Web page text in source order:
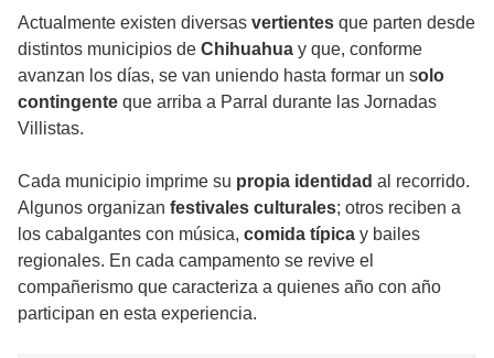
Actualmente existen diversas vertientes que parten desde
distintos municipios de Chihuahua y que, conforme
avanzan los días, se van uniendo hasta formar un solo
contingente que arriba a Parral durante las Jornadas
Villistas.
Cada municipio imprime su propia identidad al recorrido.
Algunos organizan festivales culturales; otros reciben a
los cabalgantes con música, comida típica y bailes
regionales. En cada campamento se revive el
compañerismo que caracteriza a quienes año con año
participan en esta experiencia.